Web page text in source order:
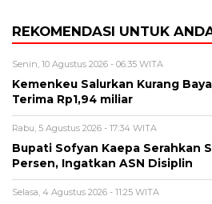
REKOMENDASI UNTUK
Senin, 10 Agustus 2026 - 06:35 WITA
Kemenkeu Salurkan Kurang
Terima Rp1,94 miliar
Rabu, 5 Agustus 2026 - 17:34 WITA
Bupati Sofyan Kaepa Serahkan
Persen, Ingatkan ASN Disiplin
Selasa, 4 Agustus 2026 - 11:25 WITA